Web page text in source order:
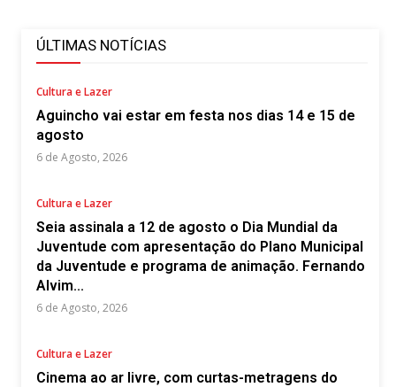
ÚLTIMAS NOTÍCIAS
Cultura e Lazer
Aguincho vai estar em festa nos dias 14 e 15 de
agosto
6 de Agosto, 2026
Cultura e Lazer
Seia assinala a 12 de agosto o Dia Mundial da
Juventude com apresentação do Plano Municipal
da Juventude e programa de animação. Fernando
Alvim...
6 de Agosto, 2026
Cultura e Lazer
Cinema ao ar livre, com curtas-metragens do